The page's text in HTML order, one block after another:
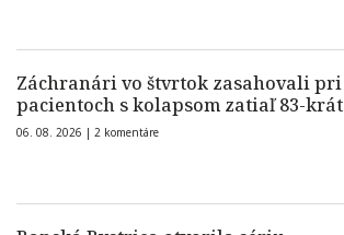
Záchranári vo štvrtok zasahovali pri
pacientoch s kolapsom zatiaľ 83-krát
06. 08. 2026 | 2 komentáre